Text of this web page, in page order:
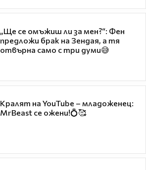
„Ще се омъжиш ли за мен?“: Фен
предложи брак на Зендая, а тя
отвърна само с три думи😅
Кралят на YouTube – младоженец:
MrBeast се ожени!💍🥰